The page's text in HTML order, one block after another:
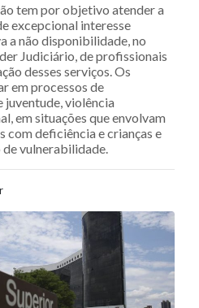
tem por objetivo atender a
excepcional interesse
a não disponibilidade, no
Judiciário, de profissionais
desses serviços. Os
em processos de
juventude, violência
em situações que envolvam
com deficiência e crianças e
vulnerabilidade.
posts